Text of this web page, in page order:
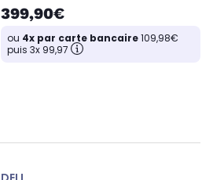
399,90€
ou 4x par carte bancaire109,98€
puis 3x 99,97